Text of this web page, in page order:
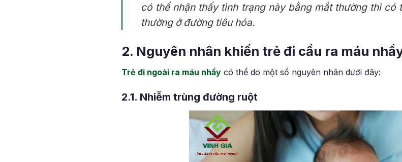
có thể nhận thấy tình trạng này bằng mắt thường thì
thường ở đường tiêu hóa.
2. Nguyên nhân khiến trẻ đi cầu ra máu
Trẻ đi ngoài ra máu nhầy có thể do một số nguyên nhân dưới đây:
2.1. Nhiễm trùng đường ruột